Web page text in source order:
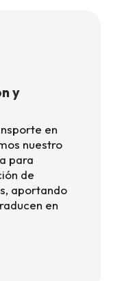
y
en
nuestro
para
de
aportando
en